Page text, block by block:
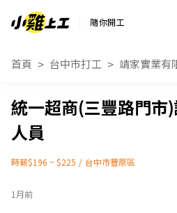
隨你開工
首頁 台中市打工 靖家實業有
統一超商(三豐路門市
人員
時薪$196 ~ $225 / 台中市豐原區
1月前